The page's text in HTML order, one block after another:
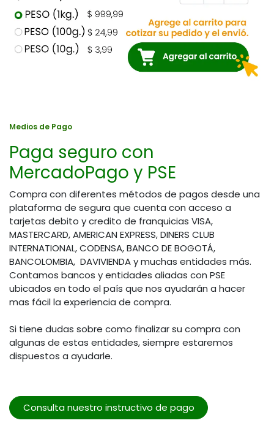
Medios de Pago
Paga seguro con
MercadoPago y PSE
Compra con diferentes métodos de pagos desde una
plataforma de segura que cuenta con acceso a
tarjetas debito y credito de franquicias VISA,
MASTERCARD, AMERICAN EXPRESS, DINERS CLUB
INTERNATIONAL, CODENSA, BANCO DE BOGOTÁ,
BANCOLOMBIA, DAVIVIENDA y muchas entidades más.
Contamos bancos y entidades aliadas con PSE
ubicados en todo el país que nos ayudarán a hacer
mas fácil la experiencia de compra.
Si tiene dudas sobre como finalizar su compra con
algunas de estas entidades, siempre estaremos
dispuestos a ayudarle.
Consulta nuestro instructivo de pago